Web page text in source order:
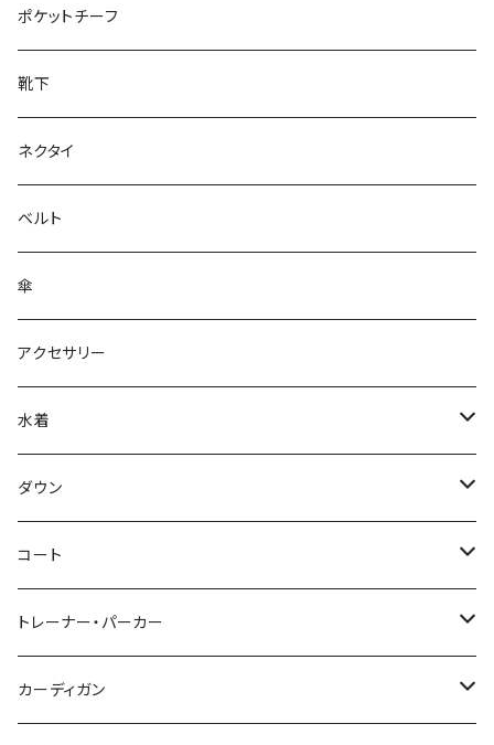
28cm～
ポケットチーフ
靴下
ネクタイ
ベルト
傘
アクセサリー
水着
～44/S
46/M
48/L
50/XL～
ダウン
～44/S
46/M
48/L
コート
～44/S
46/M
トレーナー・パーカー
～44/S
カーディガン